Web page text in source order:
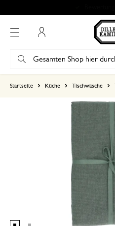
Startseite Küche Tischwäsche